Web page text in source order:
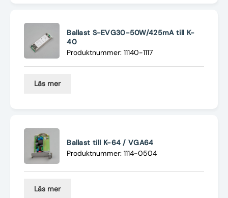
Ballast S-EVG30-50W/425mA till K-
40
Produktnummer: 11140-1117
Läs mer
Ballast till K-64 / VGA64
Produktnummer: 1114-0504
Läs mer